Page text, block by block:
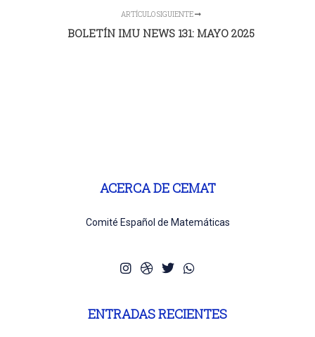
ARTÍCULO SIGUIENTE
BOLETÍN IMU NEWS 131: MAYO 2025
ACERCA DE CEMAT
Comité Español de Matemáticas
ENTRADAS RECIENTES